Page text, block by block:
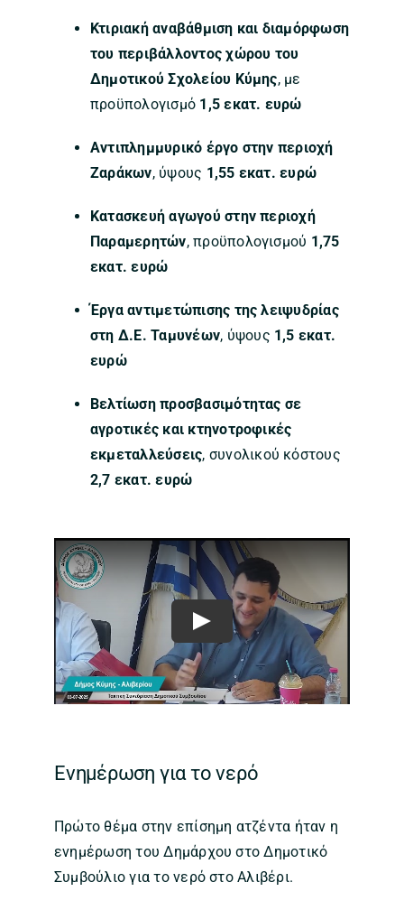
Κτιριακή αναβάθμιση και διαμόρφωση
του περιβάλλοντος χώρου του
Δημοτικού Σχολείου Κύμης, με
προϋπολογισμό 1,5 εκατ. ευρώ
Αντιπλημμυρικό έργο στην περιοχή
Ζαράκων, ύψους 1,55 εκατ. ευρώ
Κατασκευή αγωγού στην περιοχή
Παραμερητών, προϋπολογισμού 1,75
εκατ. ευρώ
Έργα αντιμετώπισης της λειψυδρίας
στη Δ.Ε. Ταμυνέων, ύψους 1,5 εκατ.
ευρώ
Βελτίωση προσβασιμότητας σε
αγροτικές και κτηνοτροφικές
εκμεταλλεύσεις, συνολικού κόστους
2,7 εκατ. ευρώ
Play
Ενημέρωση για το νερό
Πρώτο θέμα στην επίσημη ατζέντα ήταν η
ενημέρωση του Δημάρχου στο Δημοτικό
Συμβούλιο για το νερό στο Αλιβέρι.